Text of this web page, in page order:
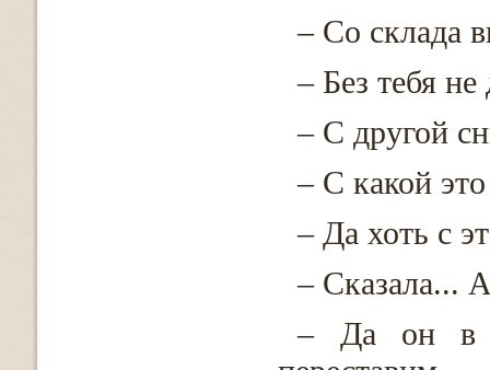
– Со склада
– Без тебя
– С другой
– С какой
– Да хоть с
– Сказала...
– Да он в